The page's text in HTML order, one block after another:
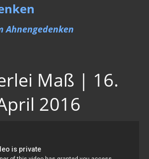
Ahnengedenken
Maß | 16.
2016